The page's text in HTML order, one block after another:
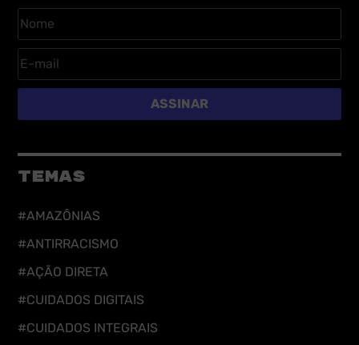
ASSINAR
TEMAS
#AMAZÔNIAS
#ANTIRRACISMO
#AÇÃO DIRETA
#CUIDADOS DIGITAIS
#CUIDADOS INTEGRAIS